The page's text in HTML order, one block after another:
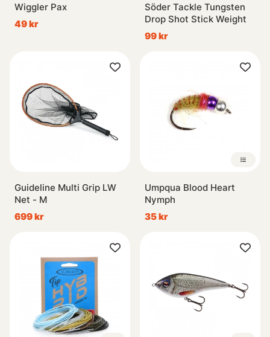
Wiggler Pax
49 kr
Söder Tackle Tungsten
Drop Shot Stick Weight
99 kr
Guideline Multi Grip LW
Net - M
699 kr
Umpqua Blood Heart
Nymph
35 kr